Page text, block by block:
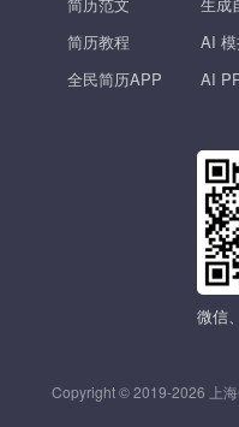
简历范文
简历教程
全民简历APP
生成
AI
AI
微信
Copyright © 2019-2026 上